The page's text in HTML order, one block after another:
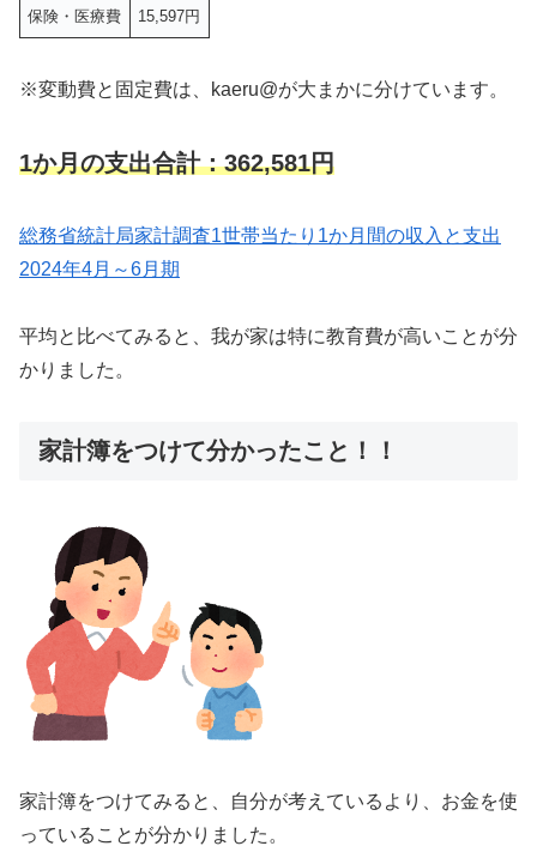
保険・医療費 15,597円
※変動費と固定費は、kaeru@が大まかに分けています。
1か月の支出合計：362,581円
総務省統計局家計調査1世帯当たり1か月間の収入と支出
2024年4月～6月期
平均と比べてみると、我が家は特に教育費が高いことが分
かりました。
家計簿をつけて分かったこと！！
家計簿をつけてみると、自分が考えているより、お金を使
っていることが分かりました。